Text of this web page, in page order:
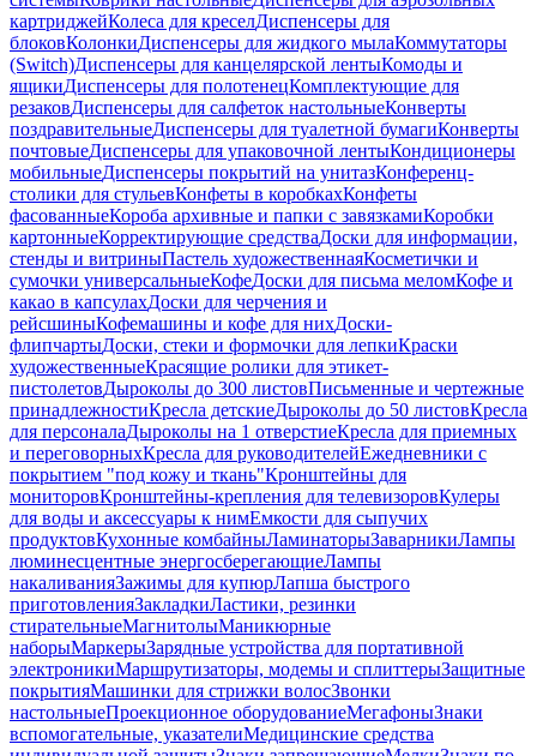
картриджейКолеса для креселДиспенсеры для
блоковКолонкиДиспенсеры для жидкого мылаКоммутаторы
(Switch)Диспенсеры для канцелярской лентыКомоды и
ящикиДиспенсеры для полотенецКомплектующие для
резаковДиспенсеры для салфеток настольныеКонверты
поздравительныеДиспенсеры для туалетной бумагиКонверты
почтовыеДиспенсеры для упаковочной лентыКондиционеры
мобильныеДиспенсеры покрытий на унитазКонференц-
столики для стульевКонфеты в коробкахКонфеты
фасованныеКороба архивные и папки с завязкамиКоробки
картонныеКорректирующие средстваДоски для информации,
стенды и витриныПастель художественнаяКосметички и
сумочки универсальныеКофеДоски для письма меломКофе и
какао в капсулахДоски для черчения и
рейсшиныКофемашины и кофе для нихДоски-
флипчартыДоски, стеки и формочки для лепкиКраски
художественныеКрасящие ролики для этикет-
пистолетовДыроколы до 300 листовПисьменные и чертежные
принадлежностиКресла детскиеДыроколы до 50 листовКресла
для персоналаДыроколы на 1 отверстиеКресла для приемных
и переговорныхКресла для руководителейЕжедневники с
покрытием "под кожу и ткань"Кронштейны для
мониторовКронштейны-крепления для телевизоровКулеры
для воды и аксессуары к нимЕмкости для сыпучих
продуктовКухонные комбайныЛаминаторыЗаварникиЛампы
люминесцентные энергосберегающиеЛампы
накаливанияЗажимы для купюрЛапша быстрого
приготовленияЗакладкиЛастики, резинки
стирательныеМагнитолыМаникюрные
наборыМаркерыЗарядные устройства для портативной
электроникиМаршрутизаторы, модемы и сплиттерыЗащитные
покрытияМашинки для стрижки волосЗвонки
настольныеПроекционное оборудованиеМегафоныЗнаки
вспомогательные, указателиМедицинские средства